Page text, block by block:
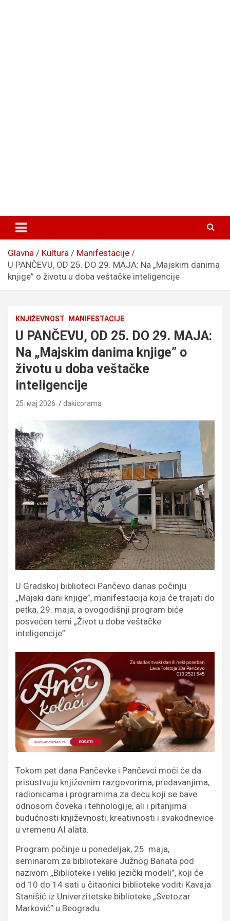
Glavna Kultura
Manifestacije
U PANČEVU, OD 25. DO 29. MAJA: Na „Majskim danima
knjige” o životu u doba veštačke inteligencije
KNJIŽEVNOST MANIFESTACIJE
U PANČEVU, OD 25. DO 29. MAJA:
Na „Majskim danima knjige” o
životu u doba veštačke
inteligencije
25. мај 2026. dakicorama
U Gradskoj biblioteci Pančevo danas počinju
„Majski dani knjige”, manifestacija koja će trajati do
petka, 29. maja, a ovogodišnji program biće
posvećen temi „Život u doba veštačke
inteligencije”.
Tokom pet dana Pančevke i Pančevci moći će da
prisustvuju književnim razgovorima, predavanjima,
radionicama i programima za decu koji se bave
odnosom čoveka i tehnologije, ali i pitanjima
budućnosti književnosti, kreativnosti i svakodnevice
u vremenu AI alata.
Program počinje u ponedeljak, 25. maja,
seminarom za bibliotekare Južnog Banata pod
nazivom „Biblioteke i veliki jezički modeli”, koji će
od 10 do 14 sati u čitaonici biblioteke voditi Kavaja
Stanišić iz Univerzitetske biblioteke „Svetozar
Marković” u Beogradu.